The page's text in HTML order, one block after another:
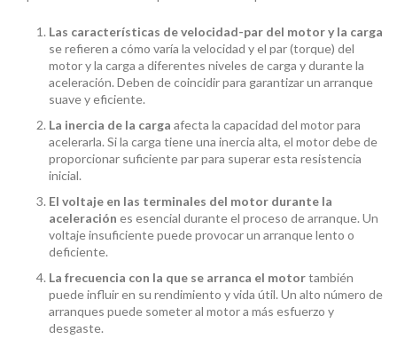
Las características de velocidad-par del motor y la carga
se refieren a cómo varía la velocidad y el par (torque) del
motor y la carga a diferentes niveles de carga y durante la
aceleración. Deben de coincidir para garantizar un arranque
suave y eficiente.
La inercia de la carga afecta la capacidad del motor para
acelerarla. Si la carga tiene una inercia alta, el motor debe de
proporcionar suficiente par para superar esta resistencia
inicial.
El voltaje en las terminales del motor durante la
aceleración es esencial durante el proceso de arranque. Un
voltaje insuficiente puede provocar un arranque lento o
deficiente.
La frecuencia con la que se arranca el motortambién
puede influir en su rendimiento y vida útil. Un alto número de
arranques puede someter al motor a más esfuerzo y
desgaste.